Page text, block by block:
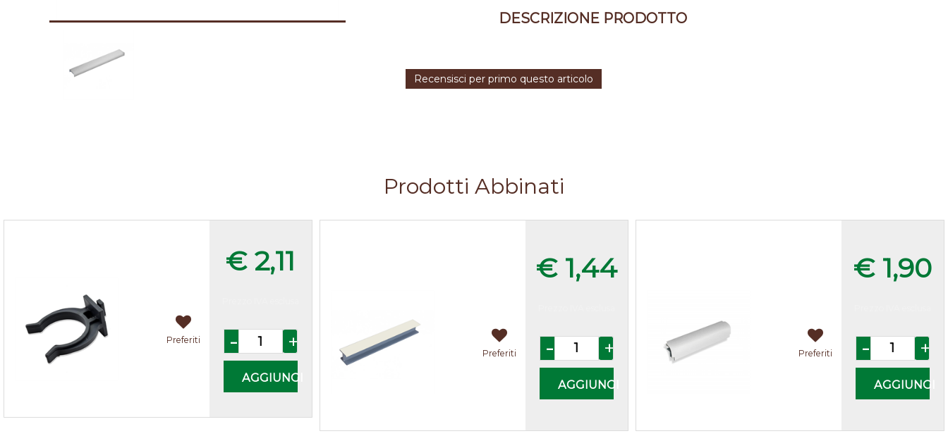
DESCRIZIONE PRODOTTO
Recensisci per primo questo articolo
Prodotti Abbinati
Preferiti
€ 2,11
Quantità
AGGIUNGI
Preferiti
€ 1,44
Quantità
AGGIUNGI
Preferiti
€ 1,90
Quantità
AGGIUNGI